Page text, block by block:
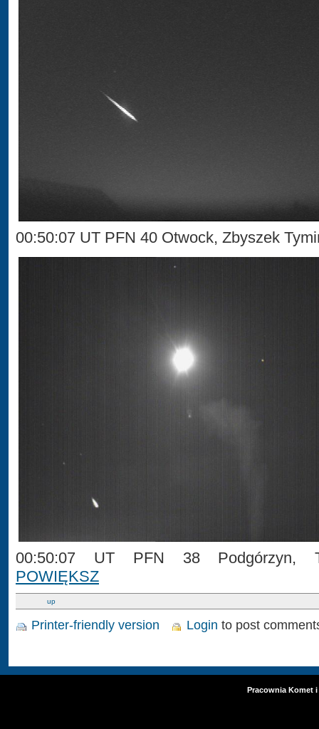
00:50:07 UT PFN 40 Otwock, Zbyszek
00:50:07 UT PFN 38 Podgórzyn,
POWIĘKSZ
up
Printer-friendly version Login to post
Pracownia Komet